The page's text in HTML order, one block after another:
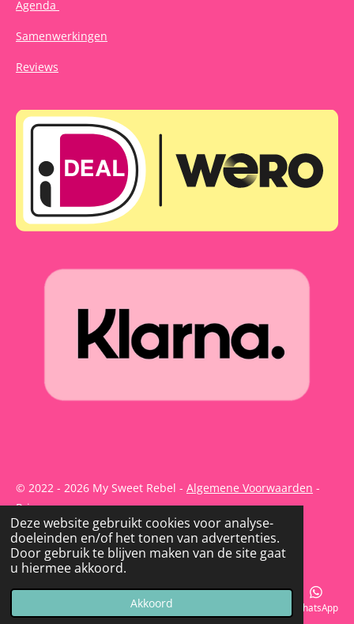
Deze website gebruikt cookies voor analyse-
doeleinden en/of het tonen van advertenties.
Door gebruik te blijven maken van de site gaat
u hiermee akkoord.
Akkoord
Agenda
Samenwerkingen
Reviews
© 2022 - 2026 My Sweet Rebel - Algemene Voorwaarden -
Privacy
Powered byJouwWeb
Telefoonnummer WhatsApp